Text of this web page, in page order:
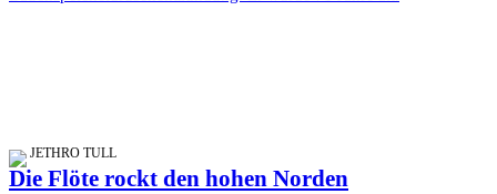
JETHRO TULL
Die Flöte rockt den hohen Norden